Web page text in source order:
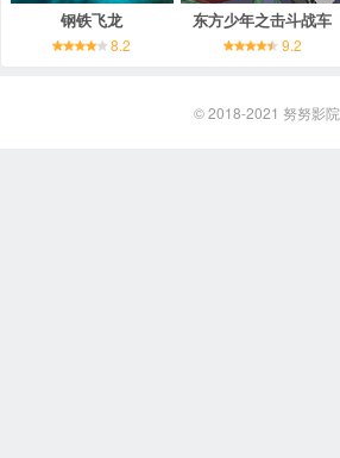
钢铁飞龙
8.2
东方少年之击斗战车
9.2
© 2018-2021 努努影院